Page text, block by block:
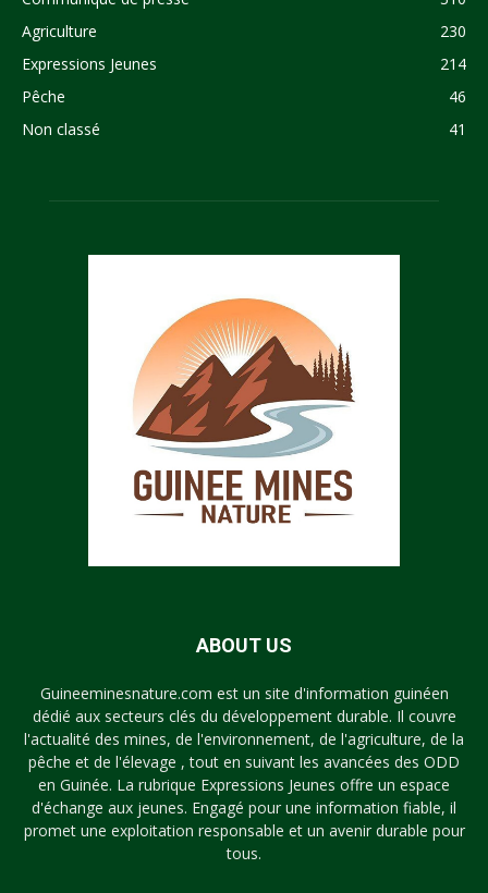
Agriculture
230
Expressions Jeunes
214
Pêche
46
Non classé
41
ABOUT US
Guineeminesnature.com est un site d'information guinéen
dédié aux secteurs clés du développement durable. Il couvre
l'actualité des mines, de l'environnement, de l'agriculture, de la
pêche et de l'élevage , tout en suivant les avancées des ODD
en Guinée. La rubrique Expressions Jeunes offre un espace
d'échange aux jeunes. Engagé pour une information fiable, il
promet une exploitation responsable et un avenir durable pour
tous.